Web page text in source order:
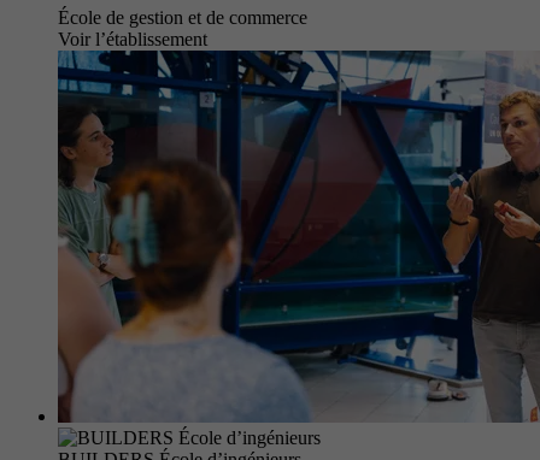
École de gestion et de commerce
Voir l’établissement